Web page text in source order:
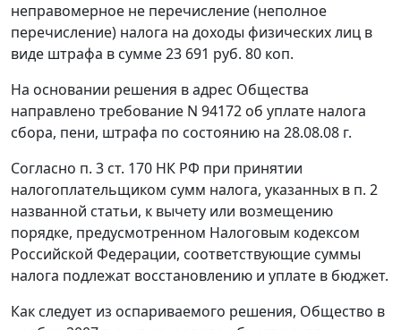
неправомерное не перечисление (неполное
перечисление) налога на доходы физических лиц в
виде штрафа в сумме 23 691 руб. 80 коп.
На основании решения в адрес Общества
направлено требование N 94172 об уплате налога
сбора, пени, штрафа по состоянию на 28.08.08 г.
Согласно п. 3 ст. 170 НК РФ при принятии
налогоплательщиком сумм налога, указанных в п. 2
названной статьи, к вычету или возмещению
порядке, предусмотренном Налоговым кодексом
Российской Федерации, соответствующие суммы
налога подлежат восстановлению и уплате в бюджет.
Как следует из оспариваемого решения, Общество в